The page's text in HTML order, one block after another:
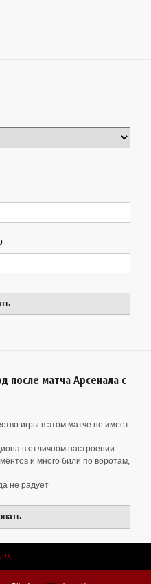
после матча Арсенала с
игры в этом матче не имеет
в отличном настроении
и много били по воротам,
не радует